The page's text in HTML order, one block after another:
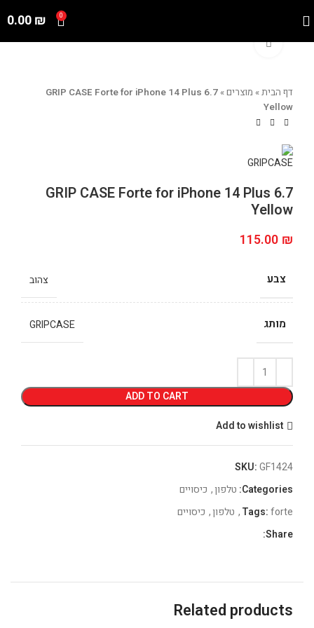
0
0.00₪
Click to enlarge
דף הבית» מוצרים»
GRIP CASE Forte for iPhone 14 Plus 6.7
Yellow
GRIP CASE Forte for iPhone 14 Plus 6.7
Yellow
115.00 ₪
צבע צהוב
מותג GRIPCASE
ADD TO CART
Add to wishlist
SKU:GF1424
Categories: טלפון, כיסויים
Tags:forte
, טלפון, כיסויים
Share:
Related products